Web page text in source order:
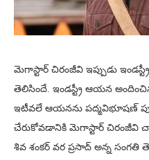
మెగాస్టార్ చిరంజీవి ఇప్పుడు
తెలిసిందే. ఇండస్ట్రీ ఆయన అందించిన
ఇటీవలే ఆయనను పద్మవిభూషణ్
చేరుకోవడానికి మెగాస్టార్ చిరంజీవి
శివ శంకర్ వర ప్రసాద్ అన్న